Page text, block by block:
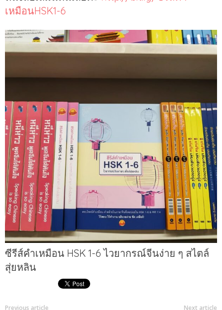
เหมือนHSK1-6
ซีรีส์คำเหมือน HSK 1-6 ไวยากรณ์จีนง่าย ๆ สไตล์
สุ่ยหลิน
Previous article Next article